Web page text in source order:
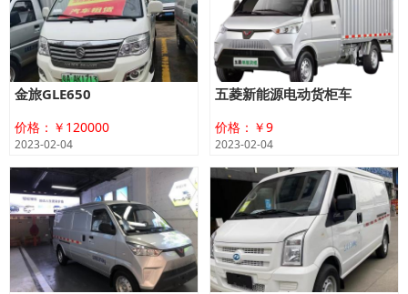
金旅GLE650
价格：￥120000
2023-02-04
五菱新能源电动货柜车
价格：￥9
2023-02-04